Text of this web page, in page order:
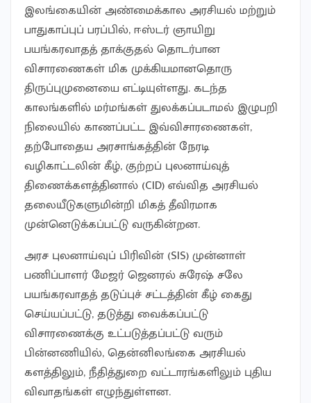
இலங்கையின் அண்மைக்கால அரசியல் மற்றும்
பாதுகாப்புப் பரப்பில், ஈஸ்டர் ஞாயிறு
பயங்கரவாதத் தாக்குதல் தொடர்பான
விசாரணைகள் மிக முக்கியமானதொரு
திருப்புமுனையை எட்டியுள்ளது. கடந்த
காலங்களில் மர்மங்கள் துலக்கப்படாமல் இழுபறி
நிலையில் காணப்பட்ட இவ்விசாரணைகள்,
தற்போதைய அரசாங்கத்தின் நேரடி
வழிகாட்டலின் கீழ், குற்றப் புலனாய்வுத்
திணைக்களத்தினால் (CID) எவ்வித அரசியல்
தலையீடுகளுமின்றி மிகத் தீவிரமாக
முன்னெடுக்கப்பட்டு வருகின்றன.
அரச புலனாய்வுப் பிரிவின் (SIS) முன்னாள்
பணிப்பாளர் மேஜர் ஜெனரல் சுரேஷ் சலே
பயங்கரவாதத் தடுப்புச் சட்டத்தின் கீழ் கைது
செய்யப்பட்டு, தடுத்து வைக்கப்பட்டு
விசாரணைக்கு உட்படுத்தப்பட்டு வரும்
பின்னணியில், தென்னிலங்கை அரசியல்
களத்திலும், நீதித்துறை வட்டாரங்களிலும் புதிய
விவாதங்கள் எழுந்துள்ளன.